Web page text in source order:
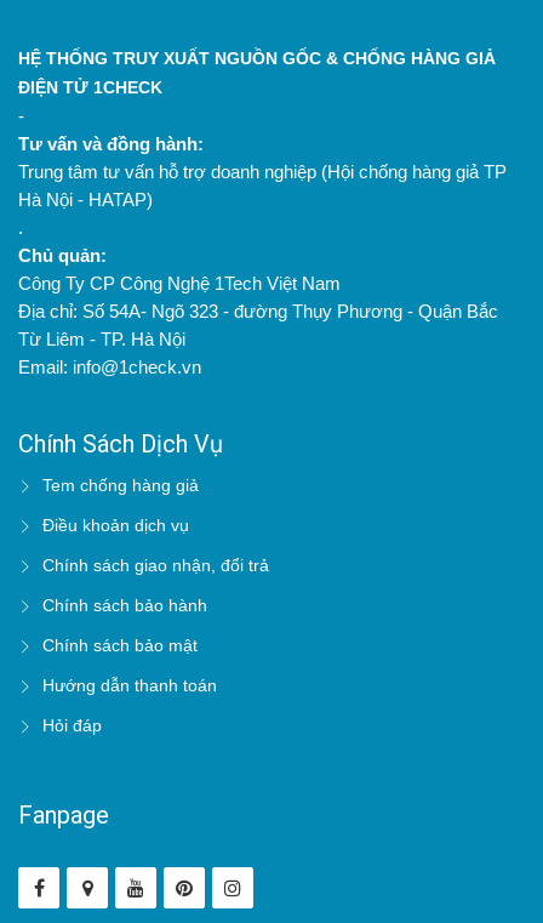
HỆ THỐNG TRUY XUẤT NGUỒN GỐC & CHỐNG HÀNG GIẢ
ĐIỆN TỬ 1CHECK
-
Tư vấn và đồng hành:
Trung tâm tư vấn hỗ trợ doanh nghiệp (Hội chống hàng giả TP
Hà Nội - HATAP)
.
Chủ quản:
Công Ty CP Công Nghệ 1Tech Việt Nam
Địa chỉ: Số 54A- Ngõ 323 - đường Thụy Phương - Quận Bắc
Từ Liêm - TP. Hà Nội
Email: info@1check.vn
Chính Sách Dịch Vụ
Tem chống hàng giả
Điều khoản dịch vụ
Chính sách giao nhận, đổi trả
Chính sách bảo hành
Chính sách bảo mật
Hướng dẫn thanh toán
Hỏi đáp
Fanpage